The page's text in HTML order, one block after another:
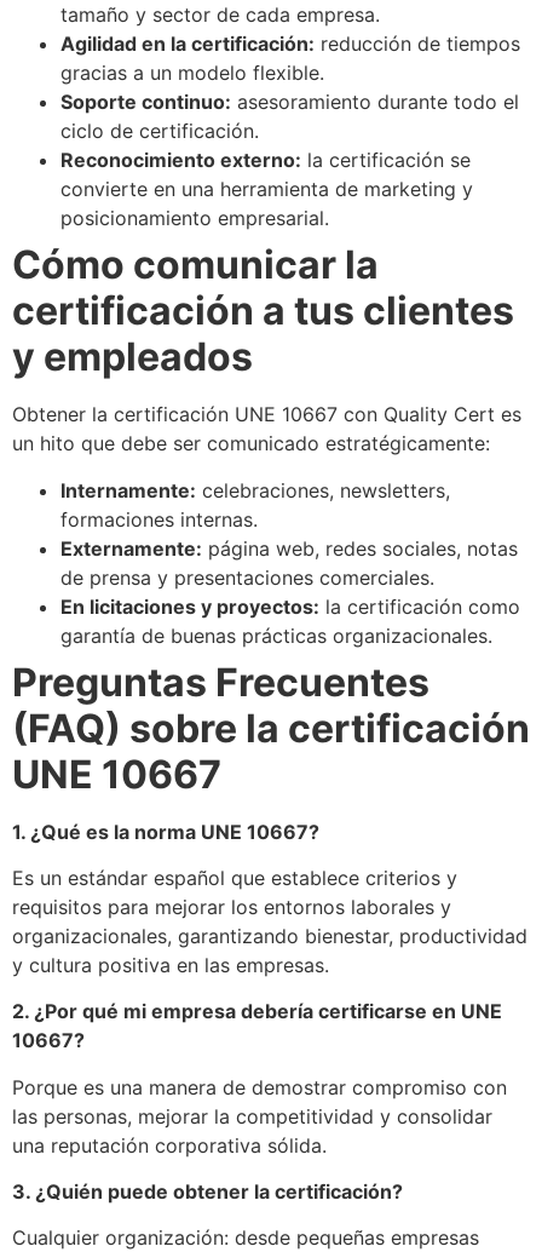
tamaño y sector de cada empresa.
Agilidad en la certificación: reducción de tiempos
gracias a un modelo flexible.
Soporte continuo: asesoramiento durante todo el
ciclo de certificación.
Reconocimiento externo: la certificación se
convierte en una herramienta de marketing y
posicionamiento empresarial.
Cómo comunicar la
certificación a tus clientes
y empleados
Obtener la certificación UNE 10667 con Quality Cert es
un hito que debe ser comunicado estratégicamente:
Internamente: celebraciones, newsletters,
formaciones internas.
Externamente: página web, redes sociales, notas
de prensa y presentaciones comerciales.
En licitaciones y proyectos: la certificación como
garantía de buenas prácticas organizacionales.
Preguntas Frecuentes
(FAQ) sobre la certificación
UNE 10667
1. ¿Qué es la norma UNE 10667?
Es un estándar español que establece criterios y
requisitos para mejorar los entornos laborales y
organizacionales, garantizando bienestar, productividad
y cultura positiva en las empresas.
2. ¿Por qué mi empresa debería certificarse en UNE
10667?
Porque es una manera de demostrar compromiso con
las personas, mejorar la competitividad y consolidar
una reputación corporativa sólida.
3. ¿Quién puede obtener la certificación?
Cualquier organización: desde pequeñas empresas